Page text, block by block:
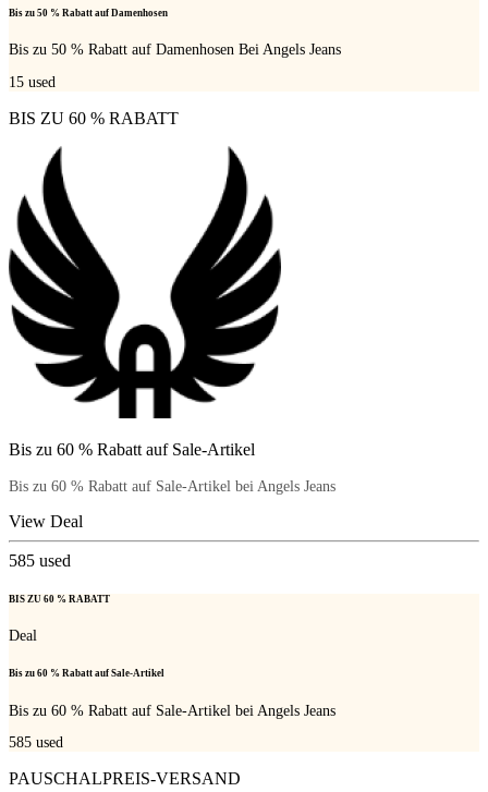
Bis zu 50 % Rabatt auf Damenhosen
Bis zu 50 % Rabatt auf Damenhosen Bei Angels Jeans
15 used
BIS ZU 60 % RABATT
Bis zu 60 % Rabatt auf Sale-Artikel
Bis zu 60 % Rabatt auf Sale-Artikel bei Angels Jeans
View Deal
585 used
BIS ZU 60 % RABATT
Deal
Bis zu 60 % Rabatt auf Sale-Artikel
Bis zu 60 % Rabatt auf Sale-Artikel bei Angels Jeans
585 used
PAUSCHALPREIS-VERSAND